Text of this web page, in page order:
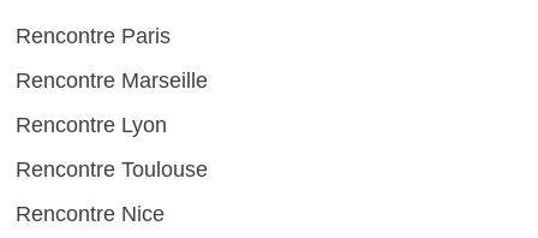
Rencontre Paris
Rencontre Marseille
Rencontre Lyon
Rencontre Toulouse
Rencontre Nice